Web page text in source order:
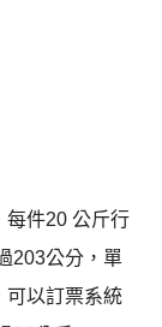
每件20 公斤行
203公分，單
可以訂票系統